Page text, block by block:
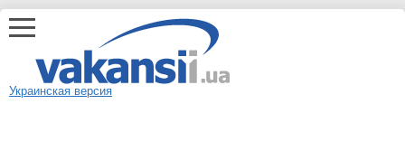
Украинская версия